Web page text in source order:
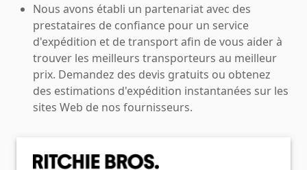
Nous avons établi un partenariat avec des
prestataires de confiance pour un service
d'expédition et de transport afin de vous aider à
trouver les meilleurs transporteurs au meilleur
prix. Demandez des devis gratuits ou obtenez
des estimations d'expédition instantanées sur les
sites Web de nos fournisseurs.